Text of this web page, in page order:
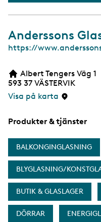
Anderssons
W
b
s
i
https://
Albert Tengers Väg 1
593 37 VÄSTERVIK
Visa på karta
Produkter & tjänster
BALKONGINGLASNING
BLYGLASNING/
BUTIK & GLASLAGER
DÖRRAR